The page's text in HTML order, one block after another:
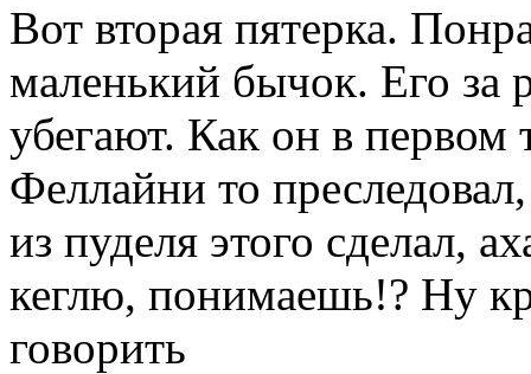
Вот вторая пятерка.
маленький бычок. Его за
убегают. Как он в первом
Феллайни то
из пуделя этого сделал,
кеглю, понимаешь!? Ну
говорить